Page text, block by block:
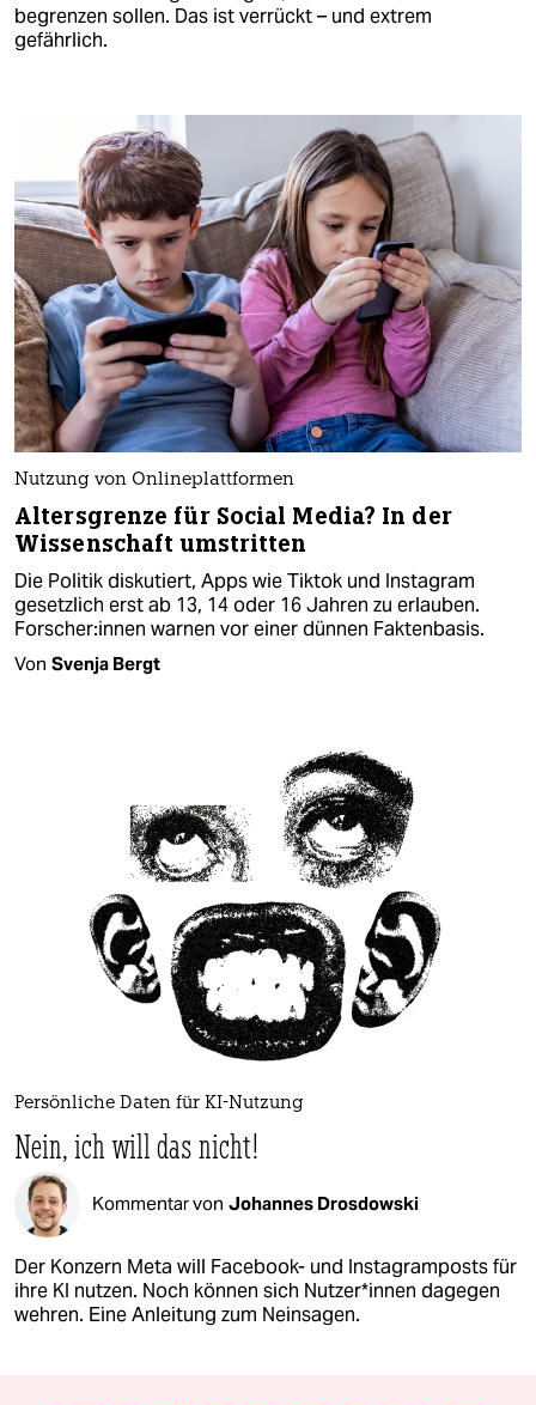
begrenzen sollen. Das ist verrückt – und extrem
gefährlich.
Nutzung von Onlineplattformen
Altersgrenze für Social Media? In der
Wissenschaft umstritten
Die Politik diskutiert, Apps wie Tiktok und Instagram
gesetzlich erst ab 13, 14 oder 16 Jahren zu erlauben.
Forscher:in­nen warnen vor einer dünnen Faktenbasis.
Von Svenja Bergt
Persönliche Daten für KI-Nutzung
Nein, ich will das nicht!
Kommentar von Johannes Drosdowski
Der Konzern Meta will Facebook- und Instagramposts für
ihre KI nutzen. Noch können sich Nut­ze­r*in­nen dagegen
wehren. Eine Anleitung zum Neinsagen.